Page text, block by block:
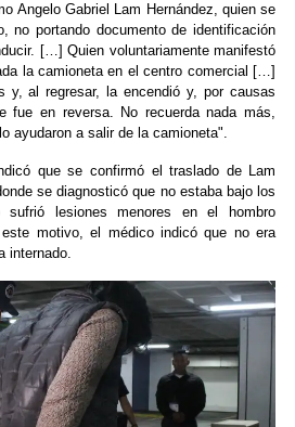
Angelo Gabriel Lam Hernández, quien se
no portando documento de identificación
[…] Quien voluntariamente manifestó
la camioneta en el centro comercial […]
y, al regresar, la encendió y, por causas
fue en reversa. No recuerda nada más,
ayudaron a salir de la camioneta".
que se confirmó el traslado de Lam
se diagnosticó que no estaba bajo los
lesiones menores en el hombro
motivo, el médico indicó que no era
internado.